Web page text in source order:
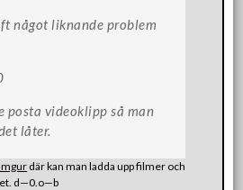
något liknande problem
posta videoklipp så man
låter.
där kan man ladda upp filmer och
d—0.o—b